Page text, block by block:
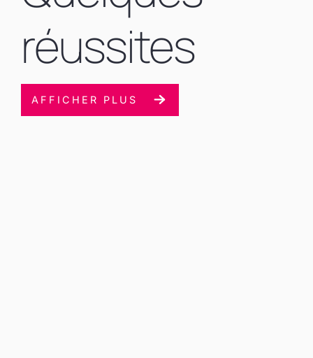
réussites
AFFICHER PLUS